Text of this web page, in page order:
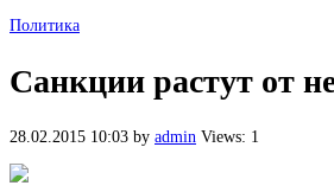
Политика
Санкции растут от
28.02.2015 10:03 by admin Views: 1